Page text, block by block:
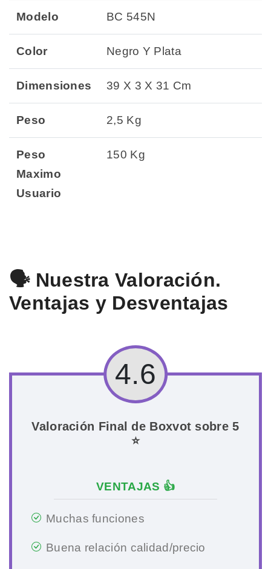
Modelo BC 545N
Color Negro Y Plata
Dimensiones 39 X 3 X 31 Cm
Peso 2,5 Kg
Peso
Maximo
Usuario
150 Kg
🗣️ Nuestra Valoración.
Ventajas y Desventajas
4.6
Valoración Final de Boxvot sobre 5
⭐
VENTAJAS 👍
Muchas funciones
Buena relación calidad/precio